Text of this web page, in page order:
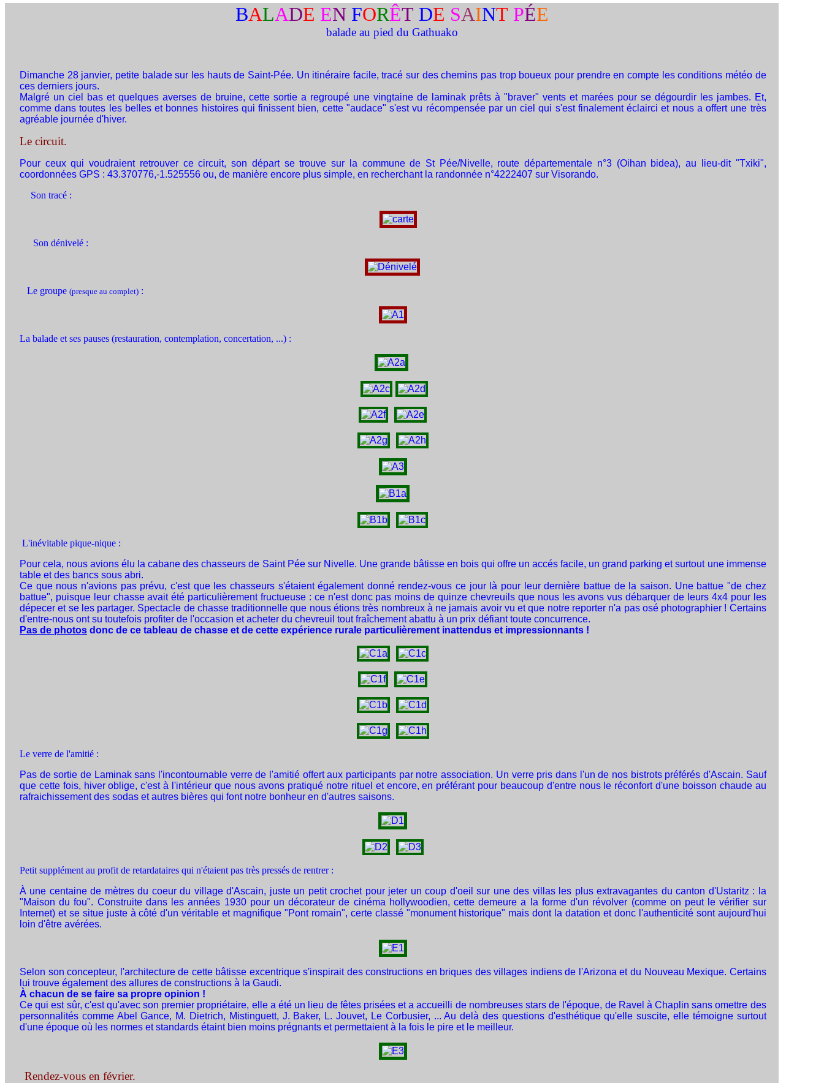
BALADE EN FORÊT DE SAINT PÉE
balade au pied du Gathuako
Dimanche 28 janvier, petite balade sur les hauts de Saint-Pée. Un itinéraire facile, tracé sur des chemins pas trop boueux pour prendre en compte les conditions météo de
ces derniers jours.
Malgré un ciel bas et quelques averses de bruine, cette sortie a regroupé une vingtaine de laminak prêts à "braver" vents et marées pour se dégourdir les jambes. Et,
comme dans toutes les belles et bonnes histoires qui finissent bien, cette "audace" s'est vu récompensée par un ciel qui s'est finalement éclairci et nous a offert une très
agréable journée d'hiver.
Le circuit.
Pour ceux qui voudraient retrouver ce circuit, son départ se trouve sur la commune de St Pée/Nivelle, route départementale n°3 (Oihan bidea), au lieu-dit "Txiki",
coordonnées GPS : 43.370776,-1.525556 ou, de manière encore plus simple, en recherchant la randonnée n°4222407 sur Visorando.
Son tracé :
Son dénivelé :
Le groupe (presque au complet) :
La balade et ses pauses (restauration, contemplation, concertation, ...) :
L'inévitable pique-nique :
Pour cela, nous avions élu la cabane des chasseurs de Saint Pée sur Nivelle. Une grande bâtisse en bois qui offre un accés facile, un grand parking et surtout une immense
table et des bancs sous abri.
Ce que nous n'avions pas prévu, c'est que les chasseurs s'étaient également donné rendez-vous ce jour là pour leur dernière battue de la saison. Une battue "de chez
battue", puisque leur chasse avait été particulièrement fructueuse : ce n'est donc pas moins de quinze chevreuils que nous les avons vus débarquer de leurs 4x4 pour les
dépecer et se les partager. Spectacle de chasse traditionnelle que nous étions très nombreux à ne jamais avoir vu et que notre reporter n'a pas osé photographier ! Certains
d'entre-nous ont su toutefois profiter de l'occasion et acheter du chevreuil tout fraîchement abattu à un prix défiant toute concurrence.
Pas de photos donc de ce tableau de chasse et de cette expérience rurale particulièrement inattendus et impressionnants !
Le verre de l'amitié :
Pas de sortie de Laminak sans l'incontournable verre de l'amitié offert aux participants par notre association. Un verre pris dans l'un de nos bistrots préférés d'Ascain. Sauf
que cette fois, hiver oblige, c'est à l'intérieur que nous avons pratiqué notre rituel et encore, en préférant pour beaucoup d'entre nous le réconfort d'une boisson chaude au
rafraichissement des sodas et autres bières qui font notre bonheur en d'autres saisons.
Petit supplément au profit de retardataires qui n'étaient pas très pressés de rentrer :
À une centaine de mètres du coeur du village d'Ascain, juste un petit crochet pour jeter un coup d'oeil sur une des villas les plus extravagantes du canton d'Ustaritz : la
"Maison du fou". Construite dans les années 1930 pour un décorateur de cinéma hollywoodien, cette demeure a la forme d'un révolver (comme on peut le vérifier sur
Internet) et se situe juste à côté d'un véritable et magnifique "Pont romain", certe classé "monument historique" mais dont la datation et donc l'authenticité sont aujourd'hui
loin d'être avérées.
Selon son concepteur, l'architecture de cette bâtisse excentrique s'inspirait des constructions en briques des villages indiens de l'Arizona et du Nouveau Mexique. Certains
lui trouve également des allures de constructions à la Gaudi.
À chacun de se faire sa propre opinion !
Ce qui est sûr, c'est qu'avec son premier propriétaire, elle a été un lieu de fêtes prisées et a accueilli de nombreuses stars de l'époque, de Ravel à Chaplin sans omettre des
personnalités comme Abel Gance, M. Dietrich, Mistinguett, J. Baker, L. Jouvet, Le Corbusier, ... Au delà des questions d'esthétique qu'elle suscite, elle témoigne surtout
d'une époque où les normes et standards étaint bien moins prégnants et permettaient à la fois le pire et le meilleur.
Rendez-vous en février.